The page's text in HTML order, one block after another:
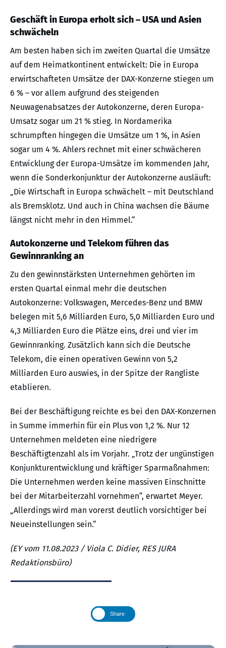
Geschäft in Europa erholt sich – USA und Asien
schwächeln
Am besten haben sich im zweiten Quartal die Umsätze
auf dem Heimatkontinent entwickelt: Die in Europa
erwirtschafteten Umsätze der DAX-Konzerne stiegen um
6 % – vor allem aufgrund des steigenden
Neuwagenabsatzes der Autokonzerne, deren Europa-
Umsatz sogar um 21 % stieg. In Nordamerika
schrumpften hingegen die Umsätze um 1 %, in Asien
sogar um 4 %. Ahlers rechnet mit einer schwächeren
Entwicklung der Europa-Umsätze im kommenden Jahr,
wenn die Sonderkonjunktur der Autokonzerne ausläuft:
„Die Wirtschaft in Europa schwächelt – mit Deutschland
als Bremsklotz. Und auch in China wachsen die Bäume
längst nicht mehr in den Himmel.“
Autokonzerne und Telekom führen das
Gewinnranking an
Zu den gewinnstärksten Unternehmen gehörten im
ersten Quartal einmal mehr die deutschen
Autokonzerne: Volkswagen, Mercedes-Benz und BMW
belegen mit 5,6 Milliarden Euro, 5,0 Milliarden Euro und
4,3 Milliarden Euro die Plätze eins, drei und vier im
Gewinnranking. Zusätzlich kann sich die Deutsche
Telekom, die einen operativen Gewinn von 5,2
Milliarden Euro auswies, in der Spitze der Rangliste
etablieren.
Bei der Beschäftigung reichte es bei den DAX-Konzernen
in Summe immerhin für ein Plus von 1,2 %. Nur 12
Unternehmen meldeten eine niedrigere
Beschäftigtenzahl als im Vorjahr. „Trotz der ungünstigen
Konjunkturentwicklung und kräftiger Sparmaßnahmen:
Die Unternehmen werden keine massiven Einschnitte
bei der Mitarbeiterzahl vornehmen“, erwartet Meyer.
„Allerdings wird man vorerst deutlich vorsichtiger bei
Neueinstellungen sein.“
(EY vom 11.08.2023 / Viola C. Didier, RES JURA
Redaktionsbüro)
Share